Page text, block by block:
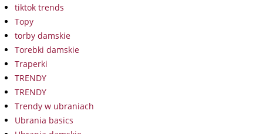
tiktok trends
Topy
torby damskie
Torebki damskie
Traperki
TRENDY
TRENDY
Trendy w ubraniach
Ubrania basics